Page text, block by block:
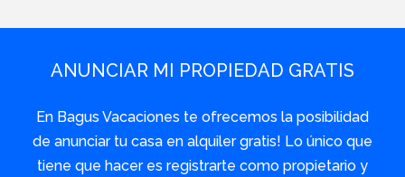
ANUNCIAR MI PROPIEDAD GRATIS
En Bagus Vacaciones te ofrecemos la posibilidad
de anunciar tu casa en alquiler gratis! Lo único que
tiene que hacer es registrarte como propietario y